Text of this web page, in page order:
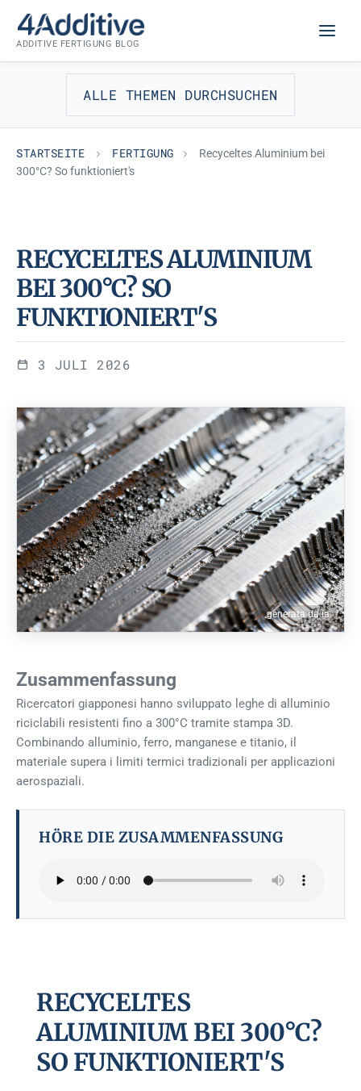
Inhalt
springen
ADDITIVE FERTIGUNG BLOG
ALLE THEMEN DURCHSUCHEN
STARTSEITE FERTIGUNG
Recyceltes Aluminium bei
300°C? So funktioniert's
FERTIGUNG
RECYCELTES ALUMINIUM
BEI 300°C? SO
FUNKTIONIERT'S
3 JULI 2026
generata da ia
Zusammenfassung
Ricercatori giapponesi hanno sviluppato leghe di alluminio
riciclabili resistenti fino a 300°C tramite stampa 3D.
Combinando alluminio, ferro, manganese e titanio, il
materiale supera i limiti termici tradizionali per applicazioni
aerospaziali.
HÖRE DIE ZUSAMMENFASSUNG
RECYCELTES
ALUMINIUM BEI 300°C?
SO FUNKTIONIERT'S